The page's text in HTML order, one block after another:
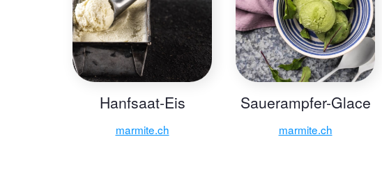
Hanfsaat-Eis
marmite.ch
Sauerampfer-Glace
marmite.ch